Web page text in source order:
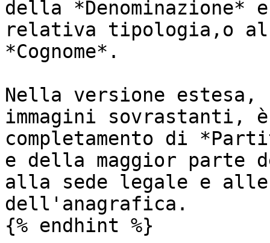
della
relativa tipologia,o al
*Cognome*.
Nella versione
immagini sovrastanti,
completamento di
e della maggior parte
alla sede legale e
dell'anagrafica.
{% endhint %}